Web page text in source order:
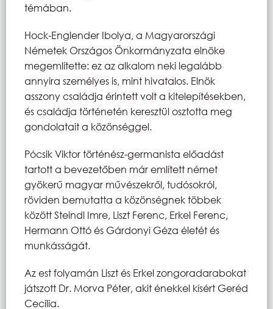
témában.
Hock-Englender Ibolya, a Magyarországi
Németek Országos Önkormányzata elnöke
megemlítette: ez az alkalom neki legalább
annyira személyes is, mint hivatalos. Elnök
asszony családja érintett volt a kitelepítésekben,
és családja történetén keresztül osztotta meg
gondolatait a közönséggel.
Pócsik Viktor történész-germanista előadást
tartott a bevezetőben már említett német
gyökerű magyar művészekről, tudósokról,
röviden bemutatta a közönségnek többek
között Steindl Imre, Liszt Ferenc, Erkel Ferenc,
Hermann Ottó és Gárdonyi Géza életét és
munkásságát.
Az est folyamán Liszt és Erkel zongoradarabokat
játszott Dr. Morva Péter, akit énekkel kísért Geréd
Cecília.